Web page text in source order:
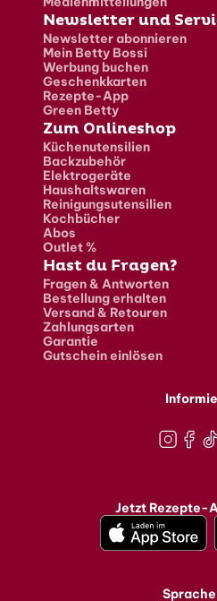
Newsletter und
Newsletter abonnieren
Mein Betty Bossi
Werbung buchen
Geschenkkarten
Rezepte-App
Green Betty
Zum Onlineshop
Küchenutensilien
Backzubehör
Elektrogeräte
Haushaltswaren
Reinigungsutensilien
Kochbücher
Abos
Outlet %
Hast du Fragen?
Fragen & Antworten
Bestellung erhalten
Versand & Retouren
Zahlungsarten
Garantie
Gutschein einlösen
Jetzt Rezepte-